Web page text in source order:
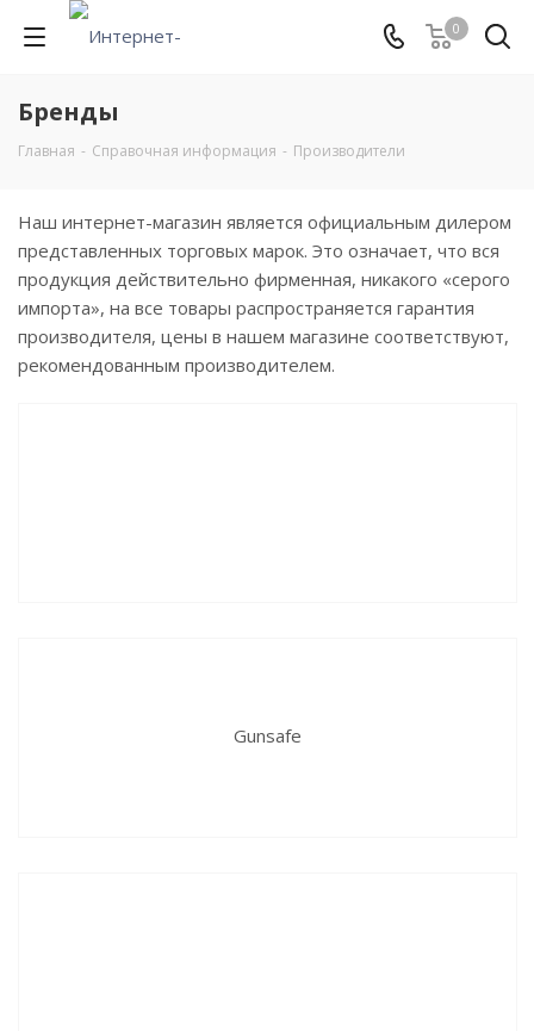
0
Бренды
Главная - Справочная информация - Производители
Наш интернет-магазин является официальным дилером
представленных торговых марок. Это означает, что вся
продукция действительно фирменная, никакого «серого
импорта», на все товары распространяется гарантия
производителя, цены в нашем магазине соответствуют,
рекомендованным производителем.
Gunsafe